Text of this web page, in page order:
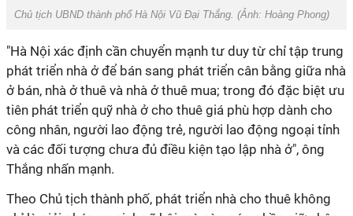
Chủ tịch UBND thành phố Hà Nội Vũ Đại Thắng. (Ảnh: Hoàng Phong)
"Hà Nội xác định cần chuyển mạnh tư duy từ chỉ tập trung
phát triển nhà ở để bán sang phát triển cân bằng giữa nhà
ở bán, nhà ở thuê và nhà ở thuê mua; trong đó đặc biệt ưu
tiên phát triển quỹ nhà ở cho thuê giá phù hợp dành cho
công nhân, người lao động trẻ, người lao động ngoại tỉnh
và các đối tượng chưa đủ điều kiện tạo lập nhà ở", ông
Thắng nhấn mạnh.
Theo Chủ tịch thành phố, phát triển nhà cho thuê không